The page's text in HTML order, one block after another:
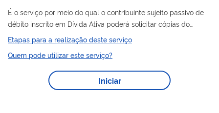
É o serviço por meio do qual o contribuinte sujeito passivo de
débito inscrito em Dívida Ativa poderá solicitar cópias do
processoadministrativo diretamente na unidade da PGFN
responsável pela inscrição. Lembre-se que se o seu
for digital, o contribuinte poderá visualizá-lo ou copiá-lo por
meio do portal e-CAC RFB no serviço específico de “Consulta
ProcessoAdministrativo Digital”. Clique aqui para acessar.
Etapas para a realização deste serviço
Quem pode utilizar este serviço?
Iniciar